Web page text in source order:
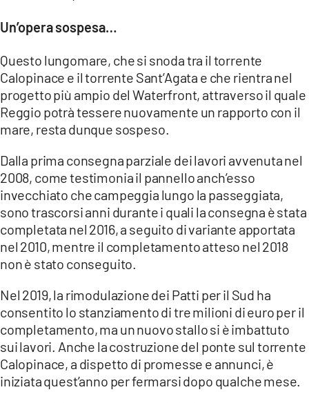
Un’opera sospesa…
Questo lungomare, che si snoda tra il torrente
Calopinace e il torrente Sant’Agata e che rientra nel
progetto più ampio del Waterfront, attraverso il quale
Reggio potrà tessere nuovamente un rapporto con il
mare, resta dunque sospeso.
Dalla prima consegna parziale dei lavori avvenuta nel
2008, come testimonia il pannello anch’esso
invecchiato che campeggia lungo la passeggiata,
sono trascorsi anni durante i quali la consegna è stata
completata nel 2016, a seguito di variante apportata
nel 2010, mentre il completamento atteso nel 2018
non è stato conseguito.
Nel 2019, la rimodulazione dei Patti per il Sud ha
consentito lo stanziamento di tre milioni di euro per il
completamento, ma un nuovo stallo si è imbattuto
sui lavori. Anche la costruzione del ponte sul torrente
Calopinace, a dispetto di promesse e annunci, è
iniziata quest’anno per fermarsi dopo qualche mese.